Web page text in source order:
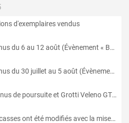
d'exemplaires vendus
GTA Online : Détails des bonus du 6 au 12 août (Évènement « Braquages de l'été » - Suite et fin)
GTA Online : Détails des bonus du 30 juillet au 5 août (Évènement « Braquages d'été »)
GTA Online : Les Pegassi Ignus de poursuite et Grotti Veleno GT sont maintenant disponibles
GTA Online : Les gains des casses ont été modifiés avec la mise à jour « Le Braquage du Kortz Center »